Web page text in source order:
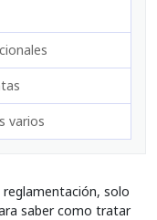
varios
reglamentación, solo
saber como tratar